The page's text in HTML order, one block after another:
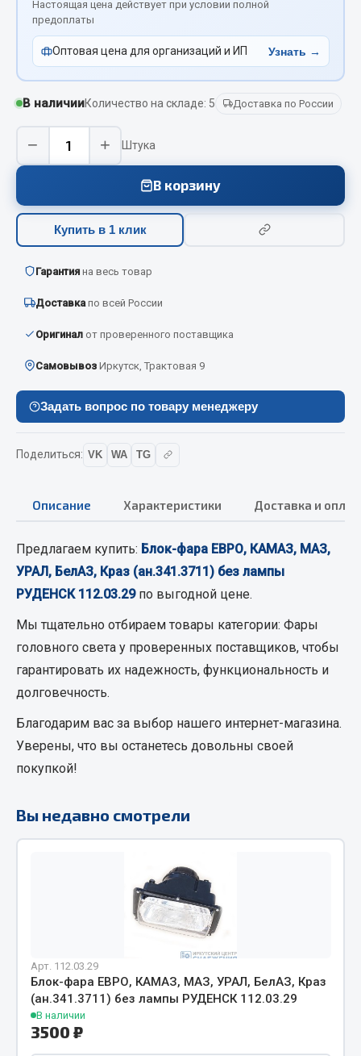
Показать ещё
Весь раздел
Смазочные материалы
Охладжающие жидкости
Технические жидкости
Весь раздел
МЕТИЗЫ
Болты
Гайки
Пресс-масленки
Пружины
Весь раздел
Соединительные элементы
Camozzi
Адаптеры и переходники
Тройники
Трубки, муфты, гайки
Угольники
Штуцеры
Весь раздел
Инструмент
Автомобильный инструмент
Измерительный инструмент
Крепежный инструмент
Режущий инструмент
Слесарный инструмент
Столярный инструмент
Настоящая цена действует при условии полной
предоплаты
Оптовая цена для организаций и ИП Узнать →
В наличииКоличество на складе: 5 Доставка по России
− + Штука
В корзину
Купить в 1 клик
Гарантия на весь товар
Доставка по всей России
Оригинал от проверенного поставщика
Самовывоз Иркутск, Трактовая 9
Задать вопрос по товару менеджеру
Поделиться: VK WA TG
Описание Характеристики Доставка и
Предлагаем купить: Блок-фара ЕВРО, КАМАЗ, МАЗ,
УРАЛ, БелАЗ, Краз (ан.341.3711) без лампы
РУДЕНСК 112.03.29по выгодной цене.
Мы тщательно отбираем товары категории: Фары
головного света у проверенных поставщиков, чтобы
гарантировать их надежность, функциональность и
долговечность.
Благодарим вас за выбор нашего интернет-магазина.
Уверены, что вы останетесь довольны своей
покупкой!
Вы недавно смотрели
Арт. 112.03.29
Блок-фара ЕВРО, КАМАЗ, МАЗ, УРАЛ, БелАЗ, Краз
(ан.341.3711) без лампы РУДЕНСК 112.03.29
В наличии
3500 ₽